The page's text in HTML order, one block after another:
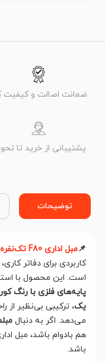
ضمانت اصالت و کیفیت
پشتیبانی از خرید تا
توضیحات
📌مبل اداری F80 تک‌نفره
کاربردی برای دفاتر
است. این محصول با
پایه‌های فلزی با رنگ
یک، ترکیبی بی‌نظیر از
می‌دهد. اگر به دنبال
باشد.